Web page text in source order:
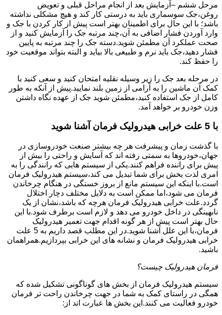
مرحل ششم –آزمایش بعد از انجام مراحل قبلی و تعویض
روغن،جک سوسماری باید به درستی کار کند و هیچ مشکلی نداشته
باشد؛ با این حال برای اطمینان بهتر است پیش از کار کردن با جک و
وارد آوردن فشار اضافی به آن،چند مرتبه جک را آزمایش کنید و از
صحت عملکرد آن مطمئن شوید.دسته جک را چند مرتبه به پایین
فشار دهید،جک باید نرم و طبیعی بالا بیاید و البته بتواند موقعیت خود
را حفظ کند.
در مرحله بعد جک را زیر وسیله نقلیه امتحان کنید و سعی کنید با
کمک آن ماشین را به آرامی از زمین بلند نمایید.پیش از آنکه به طور
کامل از جک استفاده کنید،مطمئن شوید جک از عهده نگاه داشتن
وزن خودرو بر خواهد آمد.
با 5 علت خرابی هیدرولیک فرمان آشنا شوید
با گذشت زمان و پیشرفت هر چه بیشتر صنعت خودروسازی در
جهان،خودروها به سمتی رفته اند که آسایش و راحتی را بیش از
پیش برای راننده فراهم کنند.یکی از سیستم هایی که رانندگی را به
امری لذت بخش برای شما تبدیل می کند،سیستم هیدرولیک فرمان
است.با اینکه این سیستم مانع از بروز خستگی در هنگام چرخاندن
فرمان می شود،اما ممکن است به دلایل مختلف دچار اختلال
گردد.علت خرابی هیدرولیک فرمان هرچه که باشد،نشان از یک
نابهینگی در داخل خودرو می دهد و لازم است برطرف شود.با این
حال بهتر است پیش از هر گونه اقدام جهت تعمیر هیدرولیک
فرمان،با این علل آشنا شوید.در این مطلب قصد داریم به 5 علت
خرابی هیدرولیک فرمان و نشانه های این خرابی بپردازیم.همراهمان
باشید.
فرمان هیدرولیک چیست؟
سیستم هیدرولیک فرمان از بخش های گوناگونی تشکیل شده که
همگی در راستای کمک به شما در جهت چرخاندن راحت تر فرمان
خودرو فعالیت می کنند.این بخش ها عبارت اند از: